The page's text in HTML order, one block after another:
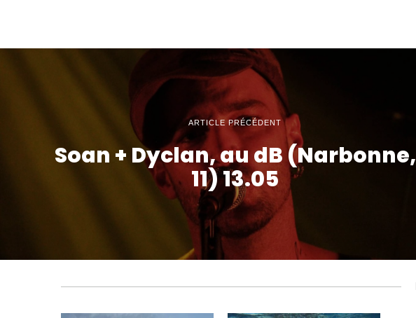
ARTICLE PRÉCÉDENT
Soan + Dyclan, au dB (Narbonne,
11) 13.05